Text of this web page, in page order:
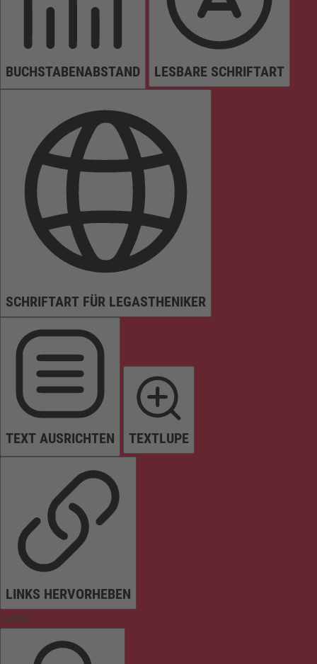
BUCHSTABENABSTAND LESBARE SCHRIFTART
SCHRIFTART FÜR LEGASTHENIKER
TEXT AUSRICHTEN TEXTLUPE
LINKS HERVORHEBEN
Farben